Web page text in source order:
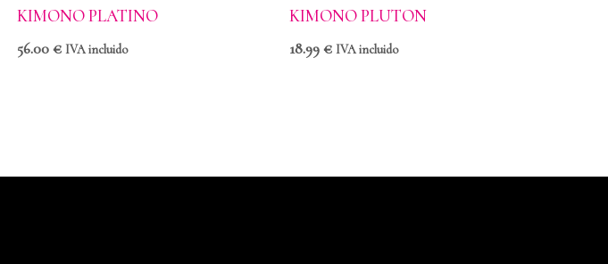
KIMONO PLATINO
56.00€ IVA incluido
KIMONO PLUTON
18.99€ IVA incluido